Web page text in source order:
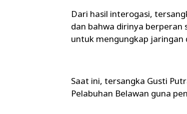
Dari hasil interogasi,
dan bahwa dirinya berperan
untuk mengungkap
Saat ini, tersangka Gusti
Pelabuhan Belawan guna